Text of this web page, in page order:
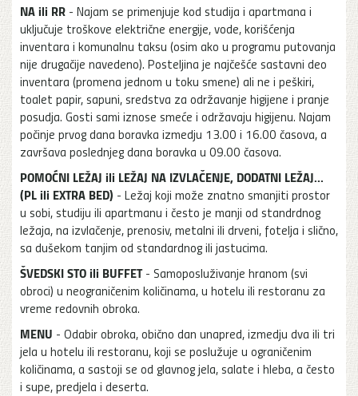
NA ili RR - Najam se primenjuje kod studija i apartmana i
uključuje troškove električne energije, vode, korišćenja
inventara i komunalnu taksu (osim ako u programu putovanja
nije drugačije navedeno). Posteljina je najčešće sastavni deo
inventara (promena jednom u toku smene) ali ne i peškiri,
toalet papir, sapuni, sredstva za održavanje higijene i pranje
posudja. Gosti sami iznose smeće i održavaju higijenu. Najam
počinje prvog dana boravka izmedju 13.00 i 16.00 časova, a
završava poslednjeg dana boravka u 09.00 časova.
POMOĆNI LEŽAJ ili LEŽAJ NA IZVLAČENJE, DODATNI LEŽAJ...
(PL ili EXTRA BED) - Ležaj koji može znatno smanjiti prostor
u sobi, studiju ili apartmanu i često je manji od standrdnog
ležaja, na izvlačenje, prenosiv, metalni ili drveni, fotelja i slično,
sa dušekom tanjim od standardnog ili jastucima.
ŠVEDSKI STO ili BUFFET- Samoposluživanje hranom (svi
obroci) u neograničenim količinama, u hotelu ili restoranu za
vreme redovnih obroka.
MENU - Odabir obroka, obično dan unapred, izmedju dva ili tri
jela u hotelu ili restoranu, koji se poslužuje u ograničenim
količinama, a sastoji se od glavnog jela, salate i hleba, a često
i supe, predjela i deserta.